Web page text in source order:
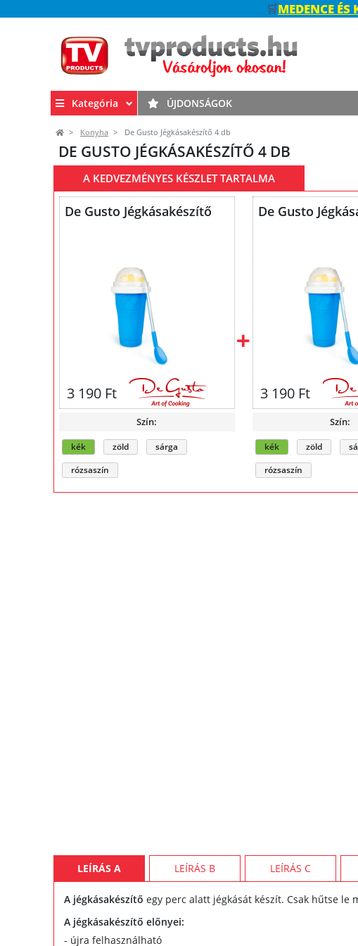
🛒MEDENCE
Kategória ÚJDONSÁGOK
Konyha De Gusto Jégkásakészítő 4 db
DE GUSTO JÉGKÁSAKÉSZÍTŐ 4 DB
A KEDVEZMÉNYES KÉSZLET TARTALMA
De Gusto Jégkásakészítő
3 190 Ft
Szín:
kék zöld
sárga
rózsaszín
De Gusto
3 190 Ft
Szín:
kék zöld
rózsaszín
LEÍRÁS A LEÍRÁS B LEÍRÁS C
A jégkásakészítő egy perc alatt jégkását készít. Csak hűtse le
A jégkásakészítő előnyei:
- újra felhasználható